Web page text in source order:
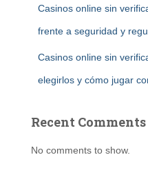
Casinos online sin
frente a seguridad y
Casinos online sin
elegirlos y cómo jugar
Recent Comments
No comments to show.